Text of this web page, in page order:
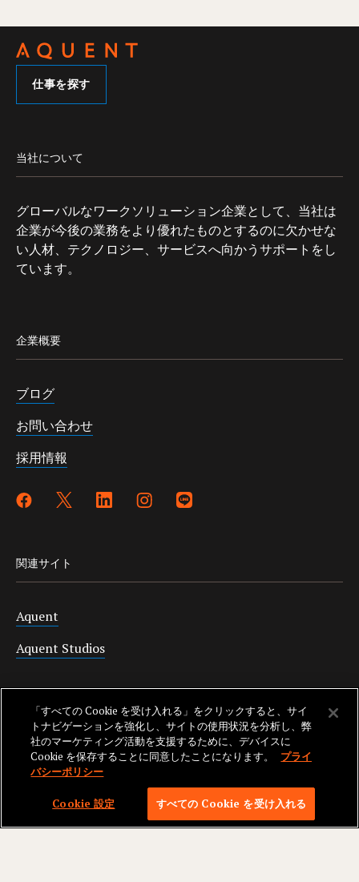
仕事を探す
当社について
グローバルなワークソリューション企業として、当社は
企業が今後の業務をより優れたものとするのに欠かせな
い人材、テクノロジー、サービスへ向かうサポートをし
ています。
企業概要
ブログ
お問い合わせ
採用情報
関連サイト
Aquent
Aquent Studios
電話番号:
東京:03-6328-1600
名古屋:052-259-3121
福岡:092-724-0207
「すべての Cookie を受け入れる」をクリックすると、サイ
トナビゲーションを強化し、サイトの使用状況を分析し、弊
社のマーケティング活動を支援するために、デバイスに
Cookie を保存することに同意したことになります。
プライ
バシーポリシー
Cookie 設定 すべての Cookie を受け入れる